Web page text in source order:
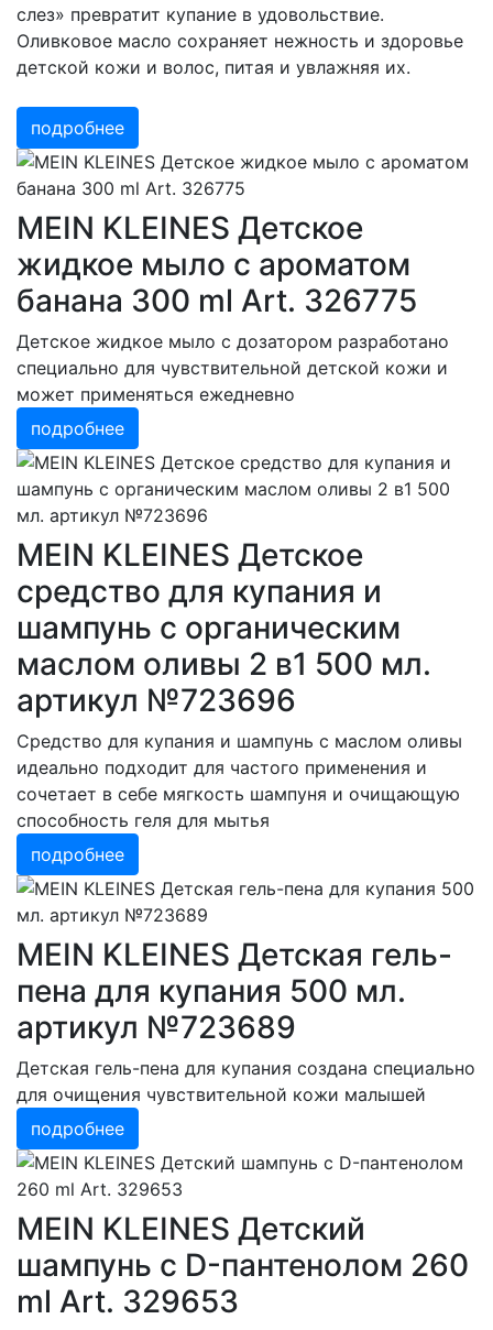
слез» превратит купание в удовольствие.
Оливковое масло сохраняет нежность и здоровье
детской кожи и волос, питая и увлажняя их.
подробнее
MEIN KLEINES Детское
жидкое мыло с ароматом
банана 300 ml Art. 326775
Детское жидкое мыло с дозатором разработано
специально для чувствительной детской кожи и
может применяться ежедневно
подробнее
MEIN KLEINES Детское
средство для купания и
шампунь с органическим
маслом оливы 2 в1 500 мл.
артикул №723696
Средство для купания и шампунь с маслом оливы
идеально подходит для частого применения и
сочетает в себе мягкость шампуня и очищающую
способность геля для мытья
подробнее
MEIN KLEINES Детская гель-
пена для купания 500 мл.
артикул №723689
Детская гель-пена для купания создана специально
для очищения чувствительной кожи малышей
подробнее
MEIN KLEINES Детский
шампунь с D-пантенолом 260
ml Art. 329653